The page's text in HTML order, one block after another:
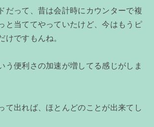
だって、昔は会計時にカウンターで複
と当ててやっていたけど、今はもうピ
けですもんね。
う便利さの加速が増してる感じがしま
て出れば、ほとんどのことが出来てし